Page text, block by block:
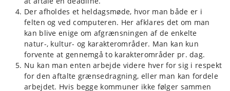
Der afholdes et heldagsmøde, hvor man både er i
felten og ved computeren. Her afklares det om man
kan blive enige om afgrænsningen af de enkelte
natur-, kultur- og karakterområder. Man kan kun
forvente at gennemgå to karakterområder pr. dag.
Nu kan man enten arbejde videre hver for sig i respekt
for den aftalte grænsedragning, eller man kan fordele
arbejdet. Hvis begge kommuner ikke følger sammen